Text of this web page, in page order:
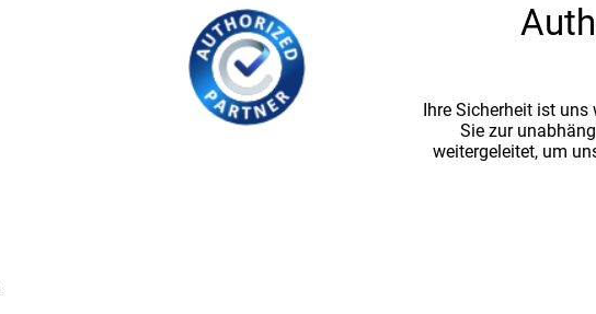
Ihre Sicherheit ist
Sie zur
weitergeleitet, um